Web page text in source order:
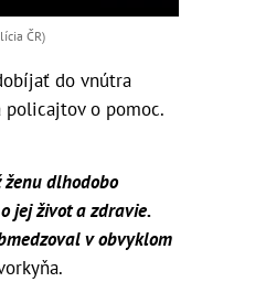
ČR)
do vnútra
policajtov o pomoc.
ženu dlhodobo
jej život a zdravie.
v obvyklom